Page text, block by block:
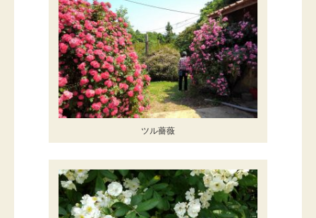
ツル薔薇